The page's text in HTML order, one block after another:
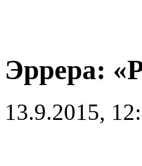
Эррера:
13.9.2015,